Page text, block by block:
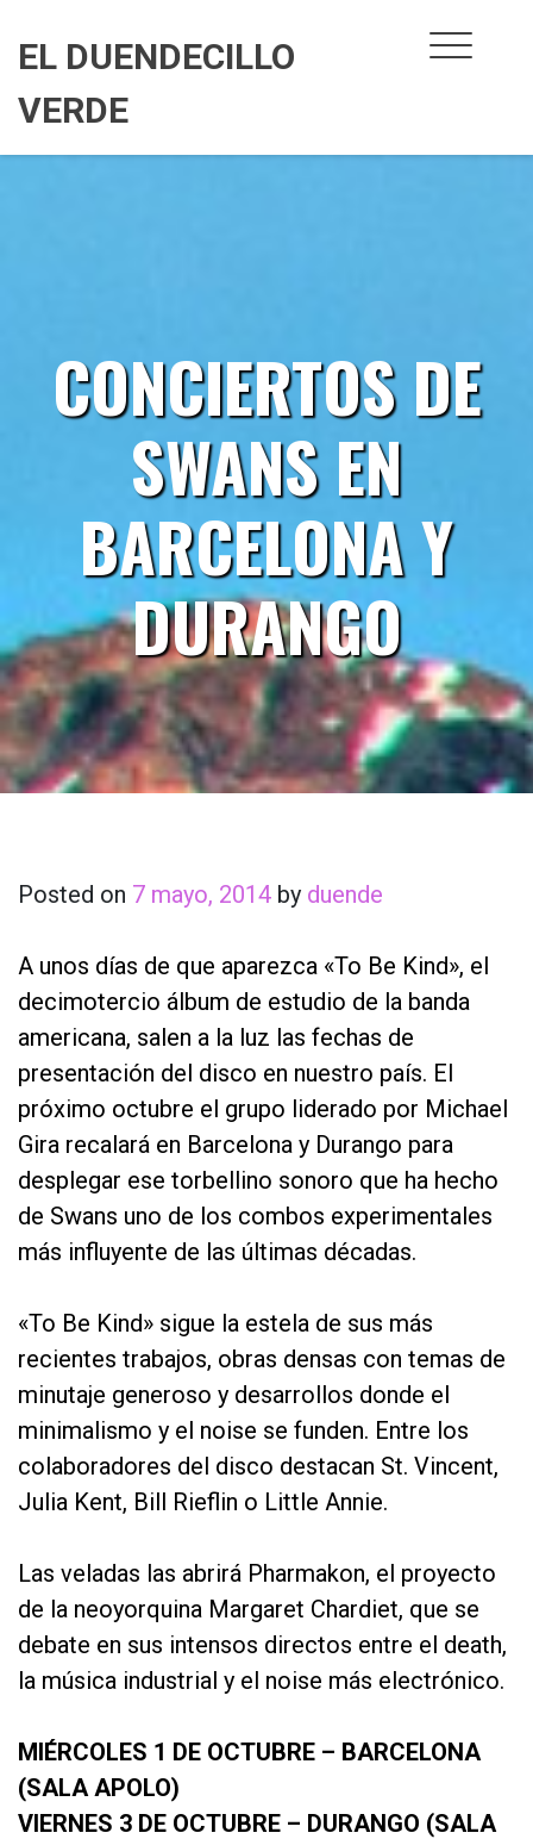
content
EL DUENDECILLO
VERDE
CONCIERTOS DE
SWANS EN
BARCELONA Y
DURANGO
Posted on 7 mayo, 2014 by duende
A unos días de que aparezca «To Be Kind», el
decimotercio álbum de estudio de la banda
americana, salen a la luz las fechas de
presentación del disco en nuestro país. El
próximo octubre el grupo liderado por Michael
Gira recalará en Barcelona y Durango para
desplegar ese torbellino sonoro que ha hecho
de Swans uno de los combos experimentales
más influyente de las últimas décadas.
«To Be Kind» sigue la estela de sus más
recientes trabajos, obras densas con temas de
minutaje generoso y desarrollos donde el
minimalismo y el noise se funden. Entre los
colaboradores del disco destacan St. Vincent,
Julia Kent, Bill Rieflin o Little Annie.
Las veladas las abrirá Pharmakon, el proyecto
de la neoyorquina Margaret Chardiet, que se
debate en sus intensos directos entre el death,
la música industrial y el noise más electrónico.
MIÉRCOLES 1 DE OCTUBRE – BARCELONA
(SALA APOLO)
VIERNES 3 DE OCTUBRE – DURANGO (SALA